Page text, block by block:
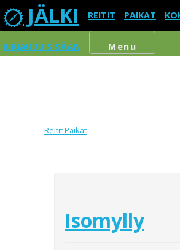
JÄLKI REITIT PAIKAT
KIRJAUDU SISÄÄN Menu
ReititPaikat
Isomylly